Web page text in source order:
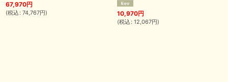
67,970円
(税込 : 74,767円) 10,970円
(税込 : 12,067円)